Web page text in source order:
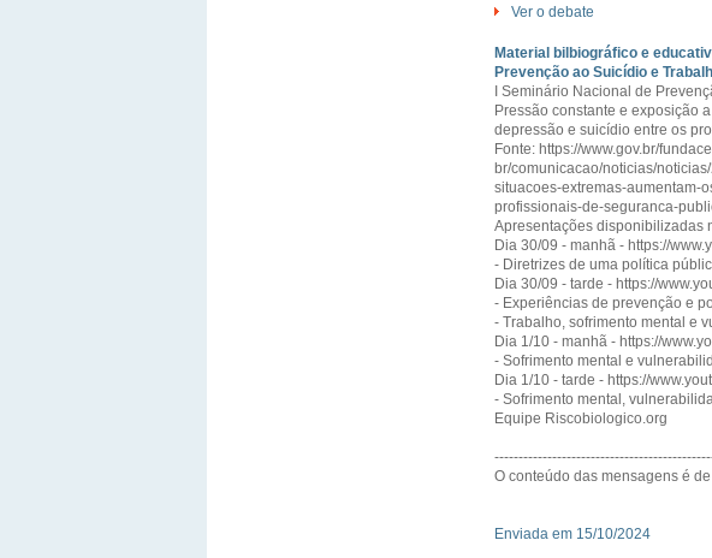
Ver o debate
Material bilbiográfico e
Prevenção ao Suicídio e
I Seminário Nacional de
Pressão constante e exposição
depressão e suicídio entre os
Fonte: https://www.gov.br/
br/comunicacao/noticias/
situacoes-extremas-aumentam-
profissionais-de-seguranca-
Apresentações disponibilizadas
Dia 30/09 - manhã - https://
- Diretrizes de uma política
Dia 30/09 - tarde - https://
- Experiências de prevenção e
- Trabalho, sofrimento mental e
Dia 1/10 - manhã - https://
- Sofrimento mental e
Dia 1/10 - tarde - https://
- Sofrimento mental,
Equipe Riscobiologico.org
O conteúdo das mensagens é
Enviada em 15/10/2024